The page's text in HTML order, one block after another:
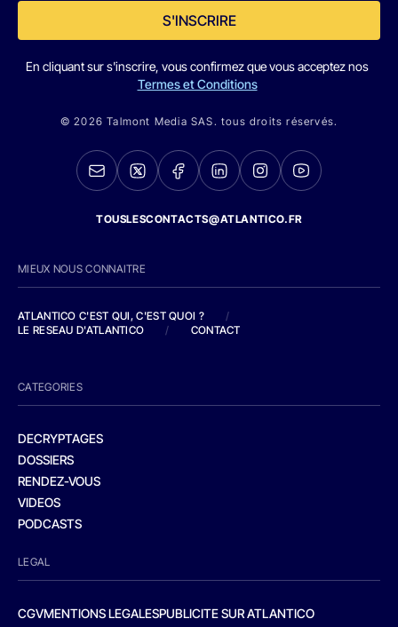
S'INSCRIRE
En cliquant sur s'inscrire, vous confirmez que vous acceptez nos
Termes et Conditions
© 2026 Talmont Media SAS. tous droits réservés.
TOUSLESCONTACTS@ATLANTICO.FR
MIEUX NOUS CONNAITRE
ATLANTICO C'EST QUI, C'EST QUOI ?
/
LE RESEAU D'ATLANTICO
/ CONTACT
CATEGORIES
DECRYPTAGES
DOSSIERS
RENDEZ-VOUS
VIDEOS
PODCASTS
LEGAL
CGVMENTIONS LEGALESPUBLICITE SUR ATLANTICO